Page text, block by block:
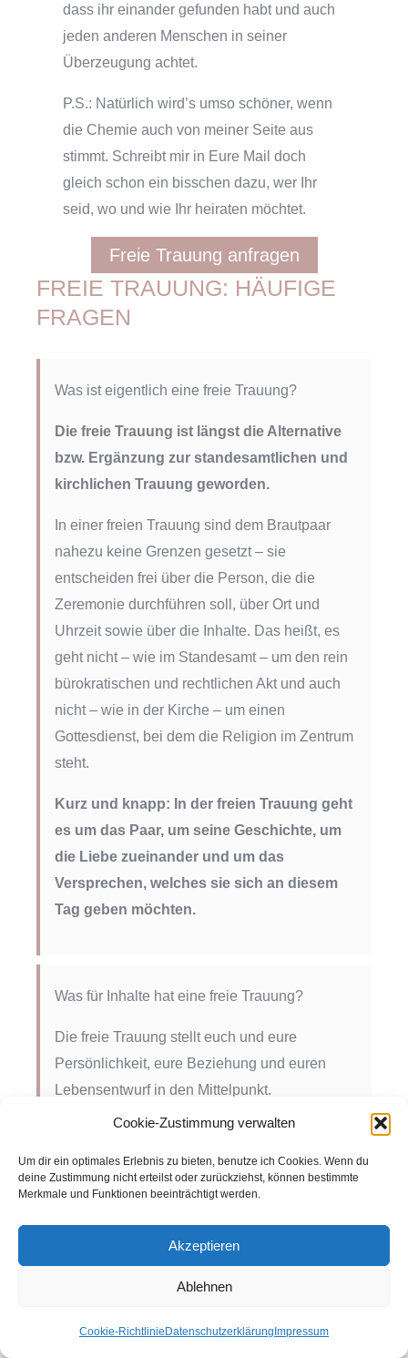
Cookie-Zustimmung verwalten
Um dir ein optimales Erlebnis zu bieten, benutze ich Cookies. Wenn du
deine Zustimmung nicht erteilst oder zurückziehst, können bestimmte
Merkmale und Funktionen beeinträchtigt werden.
Akzeptieren
Ablehnen
Cookie-Richtlinie Datenschutzerklärung Impressum
dass ihr einander gefunden habt und auch
jeden anderen Menschen in seiner
Überzeugung achtet.
P.S.: Natürlich wird’s umso schöner, wenn
die Chemie auch von meiner Seite aus
stimmt. Schreibt mir in Eure Mail doch
gleich schon ein bisschen dazu, wer Ihr
seid, wo und wie Ihr heiraten möchtet.
Freie Trauung anfragen
FREIE TRAUUNG: HÄUFIGE
FRAGEN
Was ist eigentlich eine freie Trauung?
Die freie Trauung ist längst die Alternative
bzw. Ergänzung zur standesamtlichen und
kirchlichen Trauung geworden.
In einer freien Trauung sind dem Brautpaar
nahezu keine Grenzen gesetzt – sie
entscheiden frei über die Person, die die
Zeremonie durchführen soll, über Ort und
Uhrzeit sowie über die Inhalte. Das heißt, es
geht nicht – wie im Standesamt – um den rein
bürokratischen und rechtlichen Akt und auch
nicht – wie in der Kirche – um einen
Gottesdienst, bei dem die Religion im Zentrum
steht.
Kurz und knapp: In der freien Trauung geht
es um das Paar, um seine Geschichte, um
die Liebe zueinander und um das
Versprechen, welches sie sich an diesem
Tag geben möchten.
Was für Inhalte hat eine freie Trauung?
Die freie Trauung stellt euch und eure
Persönlichkeit, eure Beziehung und euren
Lebensentwurf in den Mittelpunkt.
Gemeinsam überlegen wir, wie eure
Zeremonie ablaufen soll, welche Musik passt
und welche Inhalte euch wichtig sind.
Aus dem von euch Erzählten schreibe ich
eure ganz eigene Geschichte, erzähle von
verraten habt.